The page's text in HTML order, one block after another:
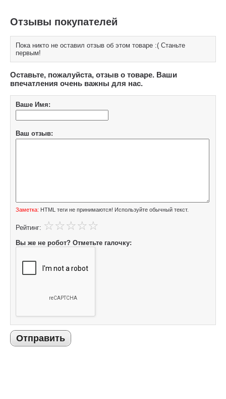
Отзывы покупателей
Пока никто не оставил отзыв об этом товаре :( Станьте
первым!
Оставьте, пожалуйста, отзыв о товаре. Ваши
впечатления очень важны для нас.
Ваше Имя:
Ваш отзыв:
Заметка: HTML теги не принимаются! Используйте обычный текст.
Рейтинг:
Вы же не робот? Отметьте галочку:
Отправить